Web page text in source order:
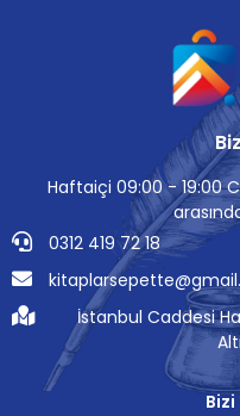
Haftaiçi 09:00 - 19:00
0312 419 72 18
İstanbul Caddesi
Bizi